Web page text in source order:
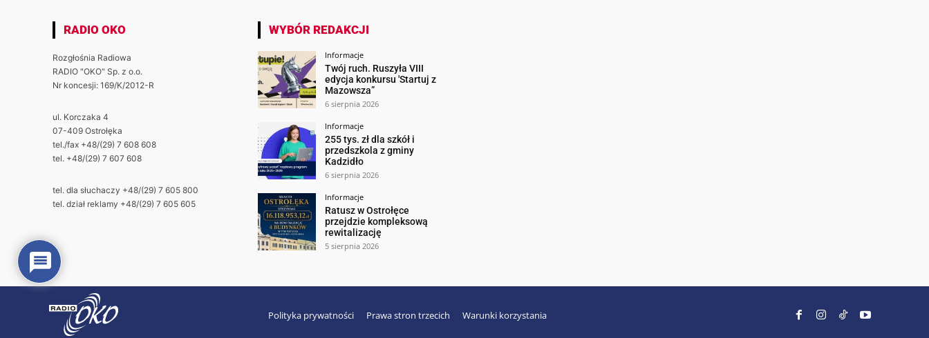
RADIO OKO
Rozgłośnia Radiowa
RADIO "OKO" Sp. z o.o.
Nr koncesji: 169/K/2012-R
ul. Korczaka 4
07-409 Ostrołęka
tel./fax +48/(29) 7 608 608
tel. +48/(29) 7 607 608
tel. dla słuchaczy +48/(29) 7 605 800
tel. dział reklamy +48/(29) 7 605 605
WYBÓR REDAKCJI
Informacje
Twój ruch. Ruszyła VIII
edycja konkursu 'Startuj z
Mazowsza”
6 sierpnia 2026
Informacje
255 tys. zł dla szkół i
przedszkola z gminy
Kadzidło
6 sierpnia 2026
Informacje
Ratusz w Ostrołęce
przejdzie kompleksową
rewitalizację
5 sierpnia 2026
Polityka prywatności Prawa stron trzecich Warunki korzystania